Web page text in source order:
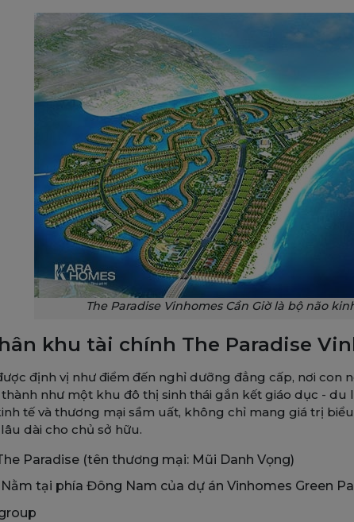
The Paradise Vinhomes Cần Giờ là bộ não
khu tài chính The Paradise
định vị như điểm đến nghỉ dưỡng đẳng cấp, nơi
như một khu đô thị sinh thái gắn kết giáo dục -
tế và thương mại sầm uất, không chỉ mang giá trị
dài cho chủ sở hữu.
Paradise (tên thương mại: Mũi Danh Vọng)
Nằm tại phía Đông Nam của dự án Vinhomes Green